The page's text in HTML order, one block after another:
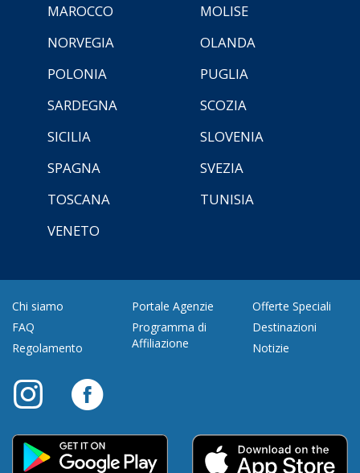
MAROCCO
MOLISE
NORVEGIA
OLANDA
POLONIA
PUGLIA
SARDEGNA
SCOZIA
SICILIA
SLOVENIA
SPAGNA
SVEZIA
TOSCANA
TUNISIA
VENETO
Chi siamo
FAQ
Regolamento
Portale Agenzie
Programma di
Affiliazione
Offerte Speciali
Destinazioni
Notizie